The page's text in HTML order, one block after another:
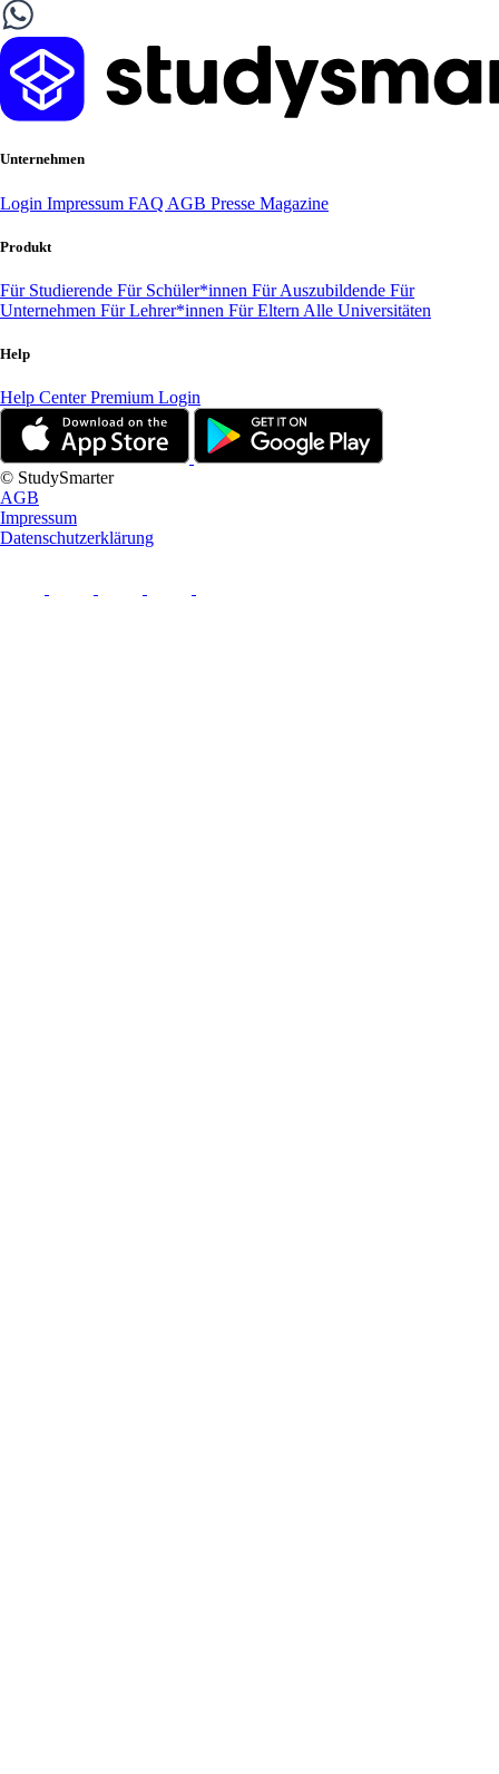
Unternehmen
Login Impressum FAQ AGB Presse Magazine
Produkt
Für Studierende Für Schüler*innen Für Auszubildende Für
Unternehmen Für Lehrer*innen Für Eltern Alle Universitäten
Help
Help CenterPremium Login
© StudySmarter
AGB
Impressum
Datenschutzerklärung